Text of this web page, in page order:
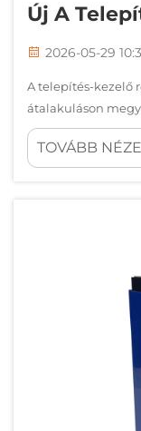
Új A
2026-05-29
A telepítés-kezelő
átalakuláson
változó
és a technológiai
TOVÁBB